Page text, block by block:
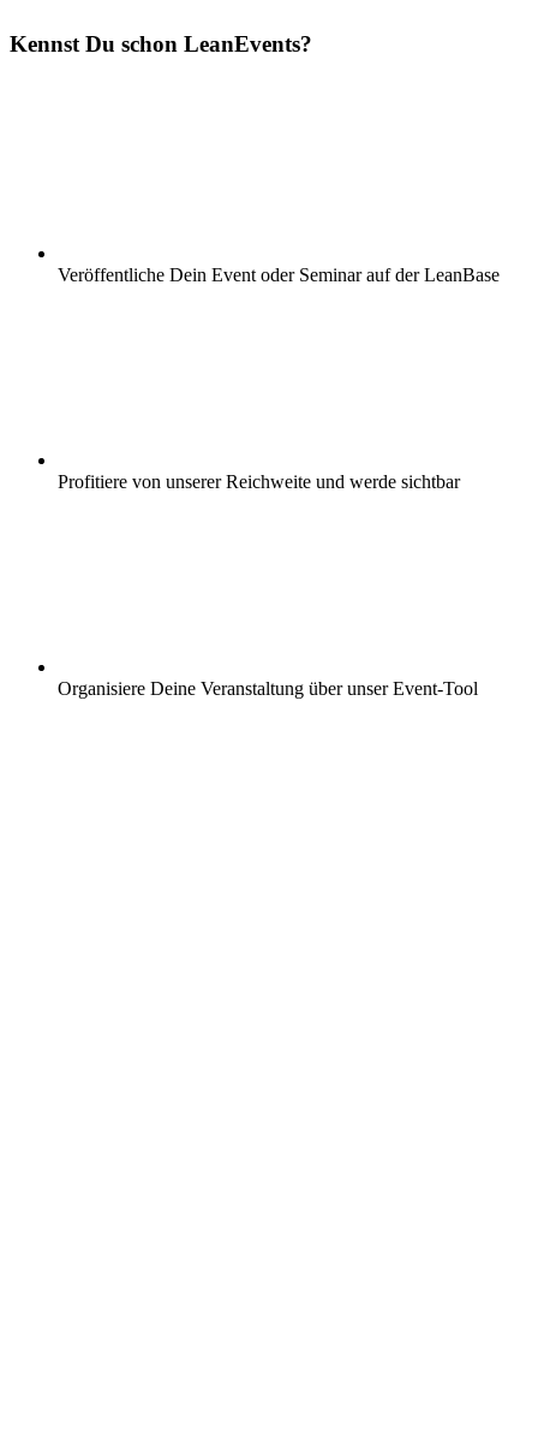
Kennst Du schon LeanEvents?
Veröffentliche Dein Event oder Seminar auf der LeanBase
Profitiere von unserer Reichweite und werde sichtbar
Organisiere Deine Veranstaltung über unser Event-Tool